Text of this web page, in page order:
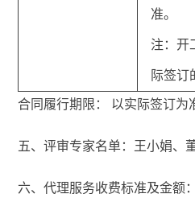
准。
注：开
际签订
合同履行期限： 以实际签订为
五、评审专家名单：王小娟、
六、代理服务收费标准及金额